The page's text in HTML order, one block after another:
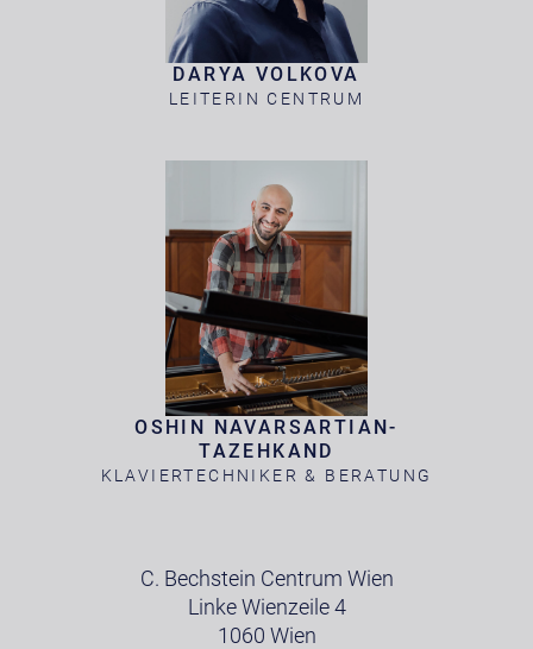
DARYA VOLKOVA
LEITERIN CENTRUM
OSHIN NAVARSARTIAN-
TAZEHKAND
KLAVIERTECHNIKER & BERATUNG
C. Bechstein Centrum Wien
Linke Wienzeile 4
1060 Wien